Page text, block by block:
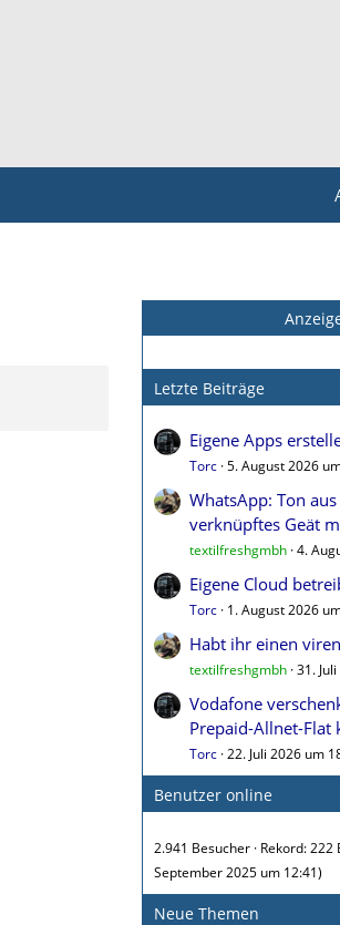
Letzte Beiträge
Eigene Apps
Torc 5. August 2026
WhatsApp: Ton
verknüpftes Geät
textilfreshgmbh 4.
Eigene Cloud
Torc 1. August 2026
Habt ihr einen
textilfreshgmbh 31.
Vodafone
Prepaid-Allnet-Flat
Torc 22. Juli 2026 um
Benutzer online
2.941 Besucher Rekord: 222
September 2025 um 12:41)
Neue Themen